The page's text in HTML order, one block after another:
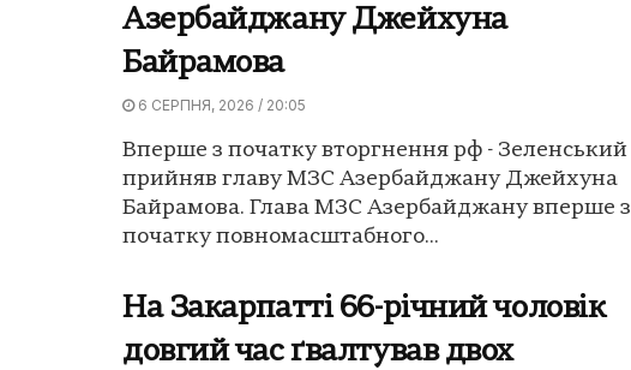
Азербайджану Джейхуна
Байрамова
6 СЕРПНЯ, 2026 / 20:05
Вперше з початку вторгнення рф - Зеленський
прийняв главу МЗС Азербайджану Джейхуна
Байрамова. Глава МЗС Азербайджану вперше з
початку повномасштабного...
На Закарпатті 66-річний чоловік
довгий час ґвалтував двох